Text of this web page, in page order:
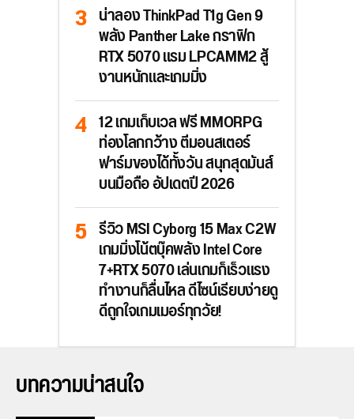
น่าลอง ThinkPad T1g Gen 9
พลัง Panther Lake กราฟิก
RTX 5070 แรม LPCAMM2 สู้
งานหนักและเกมมิ่ง
12 เกมเก็บเวล ฟรี MMORPG
ท่องโลกกว้าง ตีมอนสเตอร์
ฟาร์มของได้ทั้งวัน สนุกสุดมันส์
บนมือถือ อัปเดตปี 2026
รีวิว MSI Cyborg 15 Max C2W
เกมมิ่งโน้ตบุ๊คพลัง Intel Core
7+RTX 5070 เล่นเกมก็เร็วแรง
ทำงานก็ลื่นไหล ดีไซน์เรียบง่ายดู
ดีถูกใจเกมเมอร์ทุกวัย!
บทความน่าสนใจ